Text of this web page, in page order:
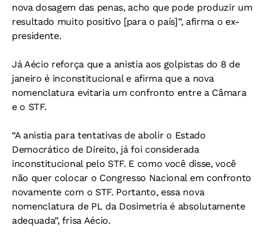
nova dosagem das penas, acho que pode produzir um
resultado muito positivo [para o país]”, afirma o ex-
presidente.
Já Aécio reforça que a anistia aos golpistas do 8 de
janeiro é inconstitucional e afirma que a nova
nomenclatura evitaria um confronto entre a Câmara
e o STF.
“A anistia para tentativas de abolir o Estado
Democrático de Direito, já foi considerada
inconstitucional pelo STF. E como você disse, você
não quer colocar o Congresso Nacional em confronto
novamente com o STF. Portanto, essa nova
nomenclatura de PL da Dosimetria é absolutamente
adequada”, frisa Aécio.